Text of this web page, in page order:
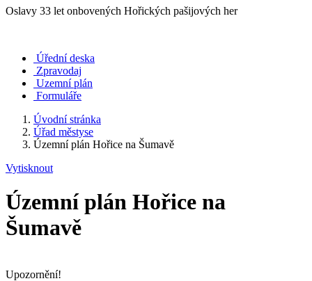
Oslavy 33 let onbovených Hořických pašijových her
Úřední deska
Zpravodaj
Uzemní plán
Formuláře
Úvodní stránka
Úřad městyse
Územní plán Hořice na Šumavě
Vytisknout
Územní plán Hořice na
Šumavě
Upozornění!